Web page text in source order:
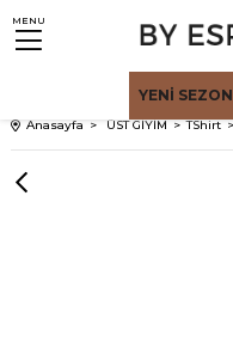
MENU
YENİ SEZON
Anasayfa ÜST GİYİM TShirt